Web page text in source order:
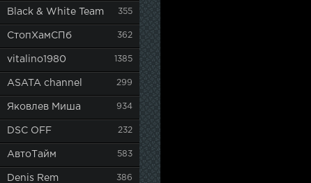
Black & White Team 355
СтопХамСПб 362
vitalino1980 1385
ASATA channel 299
Яковлев Миша 934
DSC OFF 232
АвтоТайм 583
Denis Rem 386